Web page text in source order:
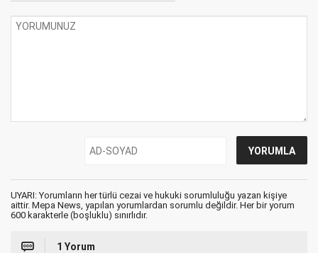
UYARI: Yorumların her türlü cezai ve hukuki sorumluluğu yazan kişiye
aittir. Mepa News, yapılan yorumlardan sorumlu değildir. Her bir yorum
600 karakterle (boşluklu) sınırlıdır.
1 Yorum